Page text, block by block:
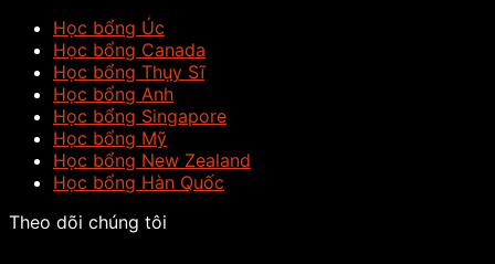
Học bổng Úc
Học bổng Canada
Học bổng Thụy Sĩ
Học bổng Anh
Học bổng Singapore
Học bổng Mỹ
Học bổng New Zealand
Học bổng Hàn Quốc
Theo dõi chúng tôi